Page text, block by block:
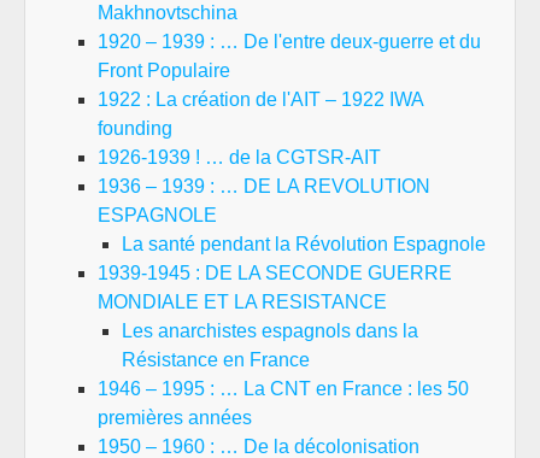
Makhnovtschina
1920 – 1939 : … De l'entre deux-guerre et du
Front Populaire
1922 : La création de l'AIT – 1922 IWA
founding
1926-1939 ! … de la CGTSR-AIT
1936 – 1939 : … DE LA REVOLUTION
ESPAGNOLE
La santé pendant la Révolution Espagnole
1939-1945 : DE LA SECONDE GUERRE
MONDIALE ET LA RESISTANCE
Les anarchistes espagnols dans la
Résistance en France
1946 – 1995 : … La CNT en France : les 50
premières années
1950 – 1960 : … De la décolonisation